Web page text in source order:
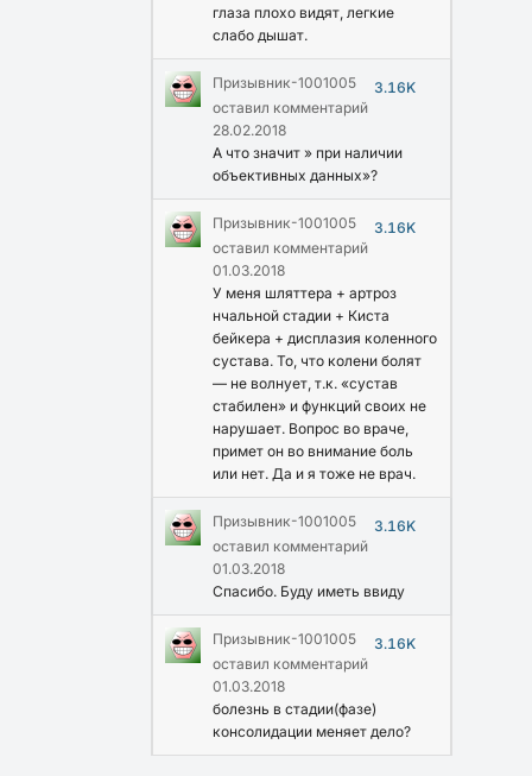
глаза плохо видят, легкие
слабо дышат.
Призывник-1001005
3.16K
оставил комментарий
28.02.2018
А что значит » при наличии
объективных данных»?
Призывник-1001005
3.16K
оставил комментарий
01.03.2018
У меня шляттера + артроз
нчальной стадии + Киста
бейкера + дисплазия коленного
сустава. То, что колени болят
— не волнует, т.к. «сустав
стабилен» и функций своих не
нарушает. Вопрос во враче,
примет он во внимание боль
или нет. Да и я тоже не врач.
Призывник-1001005
3.16K
оставил комментарий
01.03.2018
Спасибо. Буду иметь ввиду
Призывник-1001005
3.16K
оставил комментарий
01.03.2018
болезнь в стадии(фазе)
консолидации меняет дело?